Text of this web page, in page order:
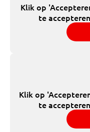
Klik op
te
Klik op
te